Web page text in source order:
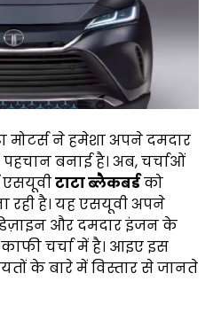
मोटर्स ने हमेशा अपने दमदार
बनाई है। अब, चर्चाओं
टाटा ब्लैकबर्डको
रही है। यह एसयूवी अपने
डिज़ाइन और दमदार इंजन के
चर्चा में है। आइए इस
के बारे में विस्तार से जानते